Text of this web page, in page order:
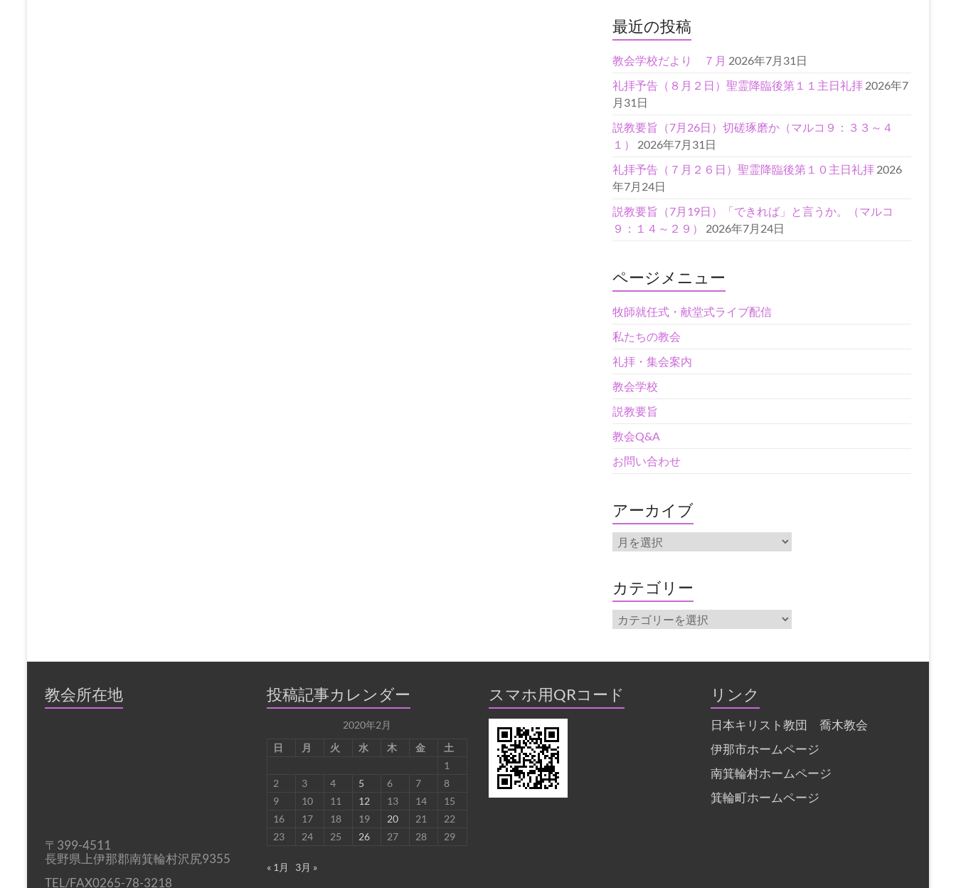
最近の投稿
教会学校だより ７月 2026年7月31日
礼拝予告（８月２日）聖霊降臨後第１１主日礼拝 2026年7
月31日
説教要旨（7月26日）切磋琢磨か（マルコ９：３３～４
１）
2026年7月31日
礼拝予告（７月２６日）聖霊降臨後第１０主日礼拝 2026
年7月24日
説教要旨（7月19日）「できれば」と言うか。（マルコ
９：１４～２９）
2026年7月24日
ページメニュー
牧師就任式・献堂式ライブ配信
私たちの教会
礼拝・集会案内
教会学校
説教要旨
教会Q&A
お問い合わせ
アーカイブ
ア
ー
イ
ブ
カテゴリー
カ
テ
教会所在地
〒399-4511
長野県上伊那郡南箕輪村沢尻9355
TEL/FAX0265-78-3218
投稿記事カレンダー
2020年2月
日
月 火 水 木 金
土
1
2
3 4 5 6 7
8
9
10 11 12 13 14
15
16
17 18 19 20 21
22
23
24 25 26 27 28 29
« 1月 3月 »
スマホ用QRコード リンク
日本キリスト教団 喬木教会
伊那市ホームページ
南箕輪村ホームページ
箕輪町ホームページ